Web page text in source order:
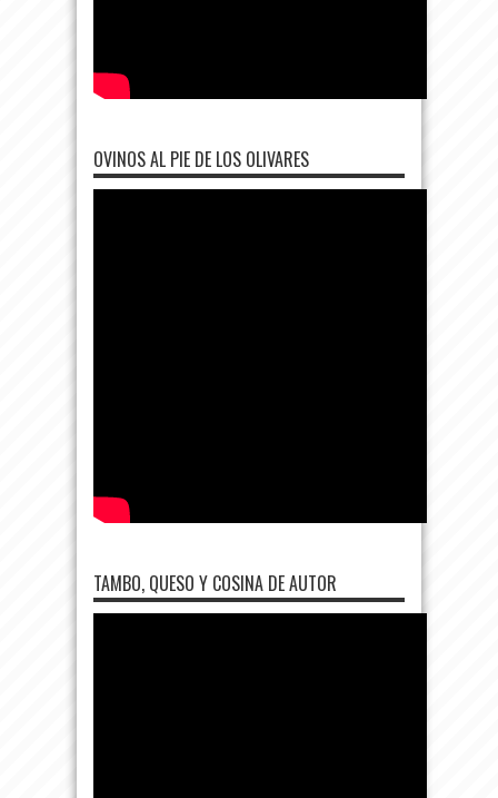
OVINOS AL PIE DE LOS OLIVARES
TAMBO, QUESO Y COSINA DE AUTOR